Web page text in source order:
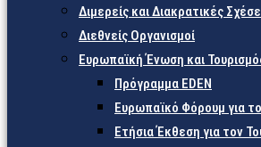
Διμερείς και Διακρατικές
Διεθνείς Οργανισμοί
Ευρωπαϊκή Ένωση και
Πρόγραμμα EDEN
Ευρωπαϊκό Φόρουμ για
Ετήσια Έκθεση για τον